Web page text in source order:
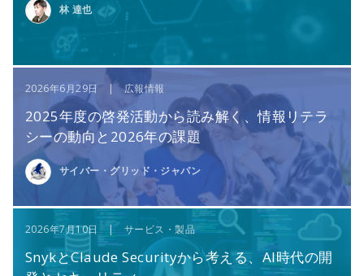
林 達也
2026年6月29日 | 広報情報
2025年度の啓発活動から読み解く、情報リテラ
シーの動向と2026年の課題
サイバー・グリッド・ジャパン
2026年7月10日 | サービス・製品
SnykとClaude Securityから考える、AI時代の開